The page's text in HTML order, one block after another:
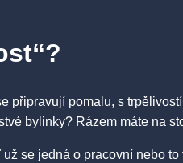
připravují pomalu, s
bylinky? Rázem máte na
se jedná o pracovní nebo to